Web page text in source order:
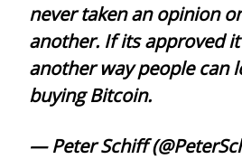
never taken an opinion
another. If its approved
another way people can
buying Bitcoin.
— Peter Schiff